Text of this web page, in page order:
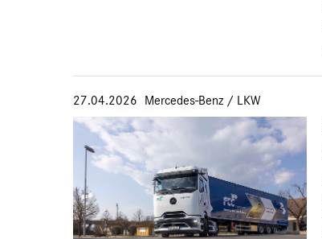
27.04.2026 Mercedes-Benz / LKW